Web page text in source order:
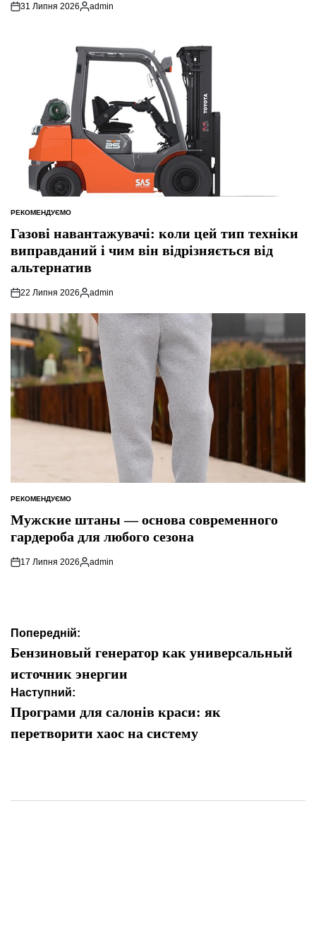
31 Липня 2026
Опубліковано
admin
ОПУБЛІКУВАТИ
РЕКОМЕНДУЄМО
Газові навантажувачі: коли цей тип техніки
виправданий і чим він відрізняється від
альтернатив
22 Липня 2026
Опубліковано
admin
ОПУБЛІКУВАТИ
РЕКОМЕНДУЄМО
Мужские штаны — основа современного
гардероба для любого сезона
17 Липня 2026
Опубліковано
admin
Навігація
записів
Попередній:
Бензиновый генератор как универсальный
источник энергии
Наступний:
Програми для салонів краси: як
перетворити хаос на систему